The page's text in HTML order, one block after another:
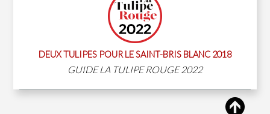
DEUX TULIPES POUR LE SAINT-BRIS BLANC 2018
GUIDE LA TULIPE ROUGE 2022